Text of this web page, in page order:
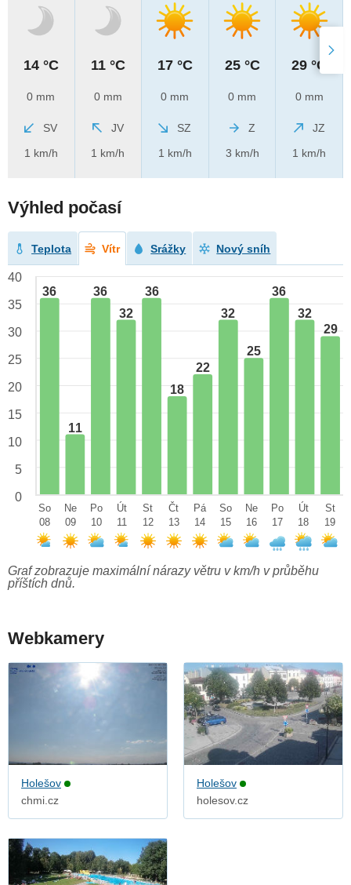
14 °C
0 mm
SV
1 km/h
11 °C
0 mm
JV
1 km/h
17 °C
0 mm
SZ
1 km/h
25 °C
0 mm
Z
3 km/h
29 °C
0 mm
JZ
1 km/h
Výhled počasí
Teplota Vítr Srážky Nový sníh
36
11
36
32
36
18
22
32
25
36
32
29
40
35
30
25
20
15
10
5
0
So
08
Ne
09
Po
10
Út
11
St
12
Čt
13
Pá
14
So
15
Ne
16
Po
17
Út
18
St
19
Graf zobrazuje maximální nárazy větru v km/h v průběhu
příštích dnů.
Webkamery
Holešov
chmi.cz
Holešov
holesov.cz